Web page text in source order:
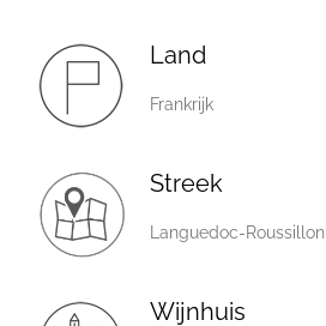
Land
Frankrijk
Streek
Languedoc-Roussillon
Wijnhuis